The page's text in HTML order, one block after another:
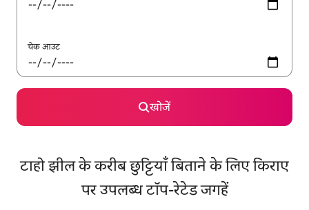
चेक आउट
खोजें
टाहो झील के करीब छुट्टियाँ बिताने के लिए किराए
पर उपलब्ध टॉप-रेटेड जगहें